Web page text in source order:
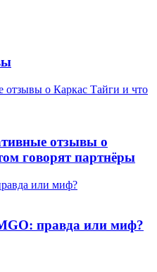
отзывы о Каркас Тайги и что
отзывы о
говорят партнёры
или миф?
правда или миф?